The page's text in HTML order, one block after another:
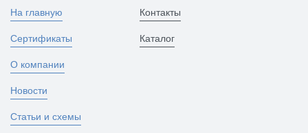
На главную
Сертификаты
О компании
Новости
Статьи и схемы
Контакты
Каталог